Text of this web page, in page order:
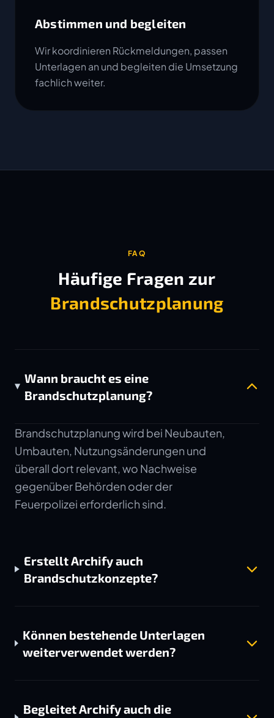
Abstimmen und begleiten
Wir koordinieren Rückmeldungen, passen
Unterlagen an und begleiten die Umsetzung
fachlich weiter.
FAQ
Häufige Fragen zur
Brandschutzplanung
Wann braucht es eine
Brandschutzplanung?
Brandschutzplanung wird bei Neubauten,
Umbauten, Nutzungsänderungen und
überall dort relevant, wo Nachweise
gegenüber Behörden oder der
Feuerpolizei erforderlich sind.
Erstellt Archify auch
Brandschutzkonzepte?
Können bestehende Unterlagen
weiterverwendet werden?
Begleitet Archify auch die